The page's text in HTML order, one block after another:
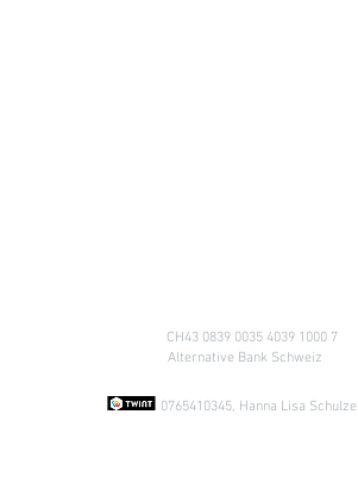
CH43 0839 0035 4039 1000 7
Alternative Bank Schweiz
0765410345, Hanna Lisa Schulze